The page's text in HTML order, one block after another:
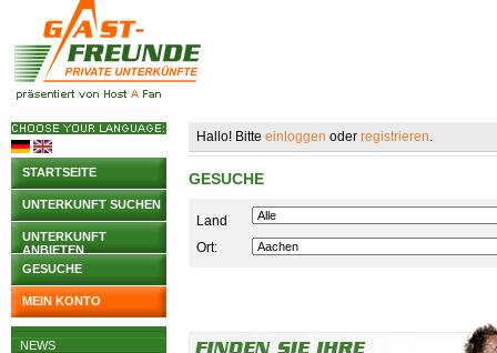
STARTSEITE
UNTERKUNFT SUCHEN
UNTERKUNFT
ANBIETEN
GESUCHE
MEIN KONTO
NEWS
Hallo! Bitte einloggen oder registrieren.
GESUCHE
Land
Ort: